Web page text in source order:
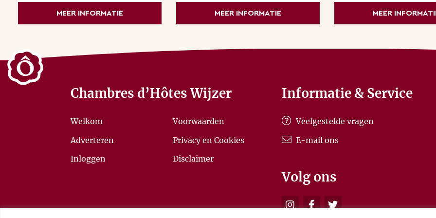
Eind september:
MEER INFORMATIE MEER INFORMATIE MEER
Chambres d’Hôtes Wijzer
Welkom
Adverteren
Inloggen
Voorwaarden
Privacy en Cookies
Disclaimer
Informatie & Service
Veelgestelde vragen
E-mail ons
Volg ons